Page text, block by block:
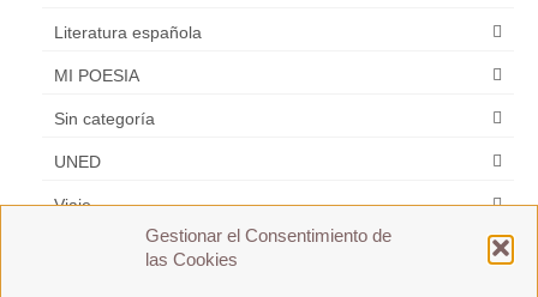
Gestionar el Consentimiento de
las Cookies
Literatura española
MI POESIA
Sin categoría
UNED
Viaje